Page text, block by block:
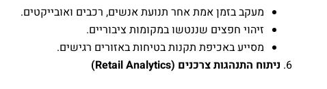
מעקב בזמן אמת אחר תנועת אנשים, רכבים ואובייקטים.
זיהוי חפצים שננטשו במקומות ציבוריים.
מסייע באכיפת תקנות בטיחות באזורים רגישים.
ניתוח התנהגות צרכנים (Retail Analytics)